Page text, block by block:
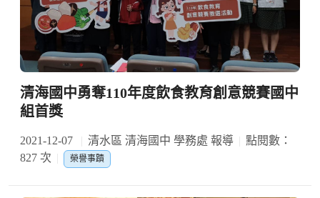
清海國中勇奪110年度飲食教育創意競賽國中
組首獎
2021-12-07 清水區 清海國中 學務處 報導
點閱數：
827 次
榮譽事蹟